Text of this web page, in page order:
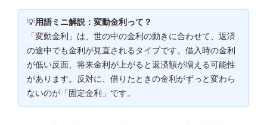
💡用語ミニ解説：変動金利って？
「変動金利」は、世の中の金利の動きに合わせて、返済
の途中でも金利が見直されるタイプです。借入時の金利
が低い反面、将来金利が上がると返済額が増える可能性
があります。反対に、借りたときの金利がずっと変わら
ないのが「固定金利」です。